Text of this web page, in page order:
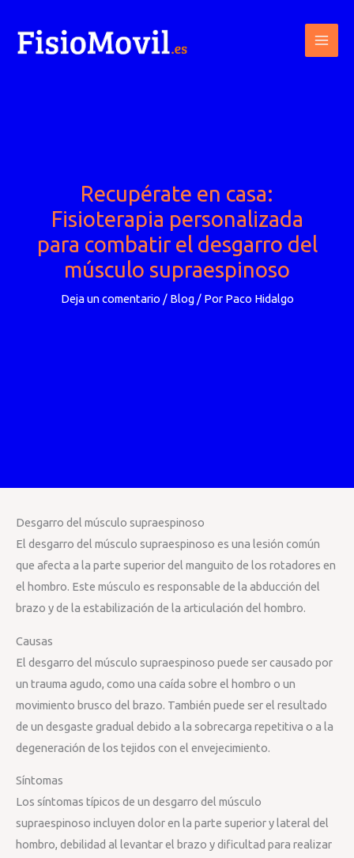
contenido
Recupérate en casa:
Fisioterapia personalizada
para combatir el desgarro del
músculo supraespinoso
Deja un comentario / Blog/ Por Paco Hidalgo
Desgarro del músculo supraespinoso
El desgarro del músculo supraespinoso es una lesión común
que afecta a la parte superior del manguito de los rotadores en
el hombro. Este músculo es responsable de la abducción del
brazo y de la estabilización de la articulación del hombro.
Causas
El desgarro del músculo supraespinoso puede ser causado por
un trauma agudo, como una caída sobre el hombro o un
movimiento brusco del brazo. También puede ser el resultado
de un desgaste gradual debido a la sobrecarga repetitiva o a la
degeneración de los tejidos con el envejecimiento.
Síntomas
Los síntomas típicos de un desgarro del músculo
supraespinoso incluyen dolor en la parte superior y lateral del
hombro, debilidad al levantar el brazo y dificultad para realizar